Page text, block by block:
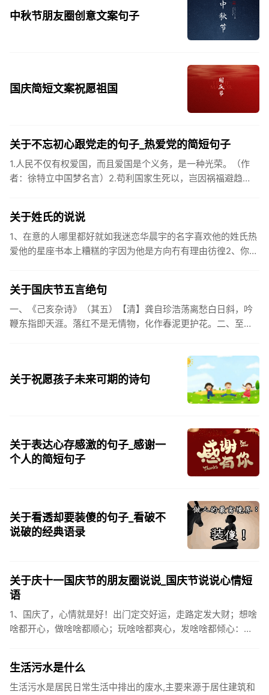
中秋节朋友圈创意文案句子
国庆简短文案祝愿祖国
关于不忘初心跟党走的句子_热爱党的简短句子
1.人民不仅有权爱国，而且爱国是个义务，是一种光荣。（作
者：徐特立中国梦名言）2.苟利国家生死以，岂因祸福避趋
关于姓氏的说说
1、在意的人哪里都好就如我迷恋华晨宇的名字喜欢他的姓氏热
爱他的星座书本上糟糕的字因为他是方向冇有理由彷徨2、你的
关于国庆节五言绝句
一、《己亥杂诗》（其五）【清】龚自珍浩荡离愁白日斜，吟
鞭东指即天涯。落红不是无情物，化作春泥更护花。二、至今
关于祝愿孩子未来可期的诗句
关于表达心存感激的句子_感谢一
个人的简短句子
关于看透却要装傻的句子_看破不
说破的经典语录
关于庆十一国庆节的朋友圈说说_国庆节说说心情短
语
1、国庆了，心情就是好！出门定交好运，走路定发大财；想啥
啥都开心，做啥啥都顺心；玩啥啥都爽心，发啥啥都倾心：祝
生活污水是什么
生活污水是居民日常生活中排出的废水,主要来源于居住建筑和